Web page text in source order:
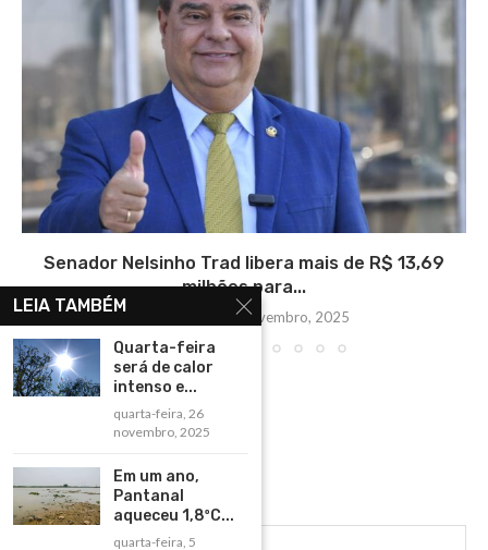
Senador Nelsinho Trad libera mais de R$ 13,69
milhões para...
quarta-feira, 26 novembro, 2025
LEIA TAMBÉM
Quarta-feira
será de calor
intenso e...
quarta-feira, 26
novembro, 2025
Em um ano,
Pantanal
aqueceu 1,8ºC...
quarta-feira, 5